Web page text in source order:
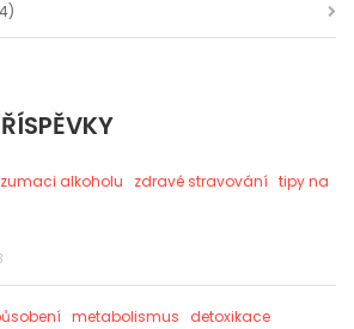
alkoholu zdravé stravování tipy na
metabolismus
detoxikace